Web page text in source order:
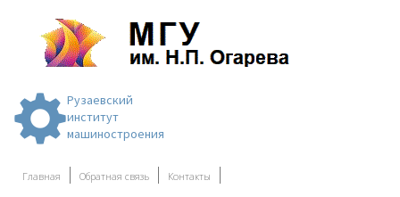
Рузаевский
институт
машиностроения
Главная Обратная связь Контакты